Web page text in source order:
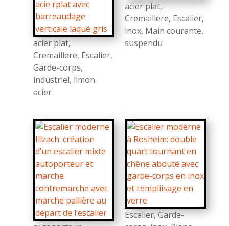
acier plat,
Cremaillere, Escalier,
Garde-corps,
industriel, limon
acier
acier plat,
Cremaillere, Escalier,
inox, Main courante,
suspendu
Escalier,Garde-